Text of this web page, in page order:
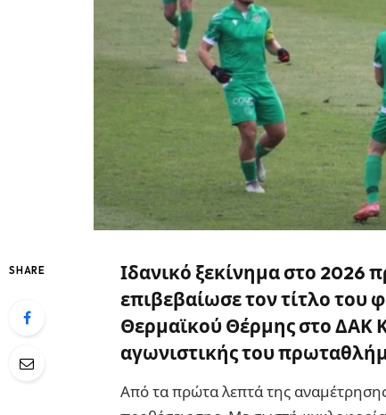
SHARE
Ιδανικό ξεκίνημα στο 2026
επιβεβαίωσε τον τίτλο του
Θερμαϊκού Θέρμης στο ΔΑΚ
αγωνιστικής του
Από τα πρώτα λεπτά της